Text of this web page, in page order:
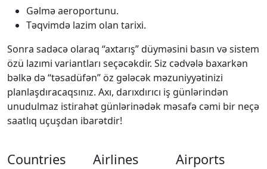
Gəlmə aeroportunu.
Təqvimdə lazim olan tarixi.
Sonra sadəcə olaraq “axtarış” düyməsini basın və sistem
özü lazımi variantları seçəcəkdir. Siz cədvələ baxarkən
bəlkə də “təsadüfən” öz gələcək məzuniyyətinizi
planlaşdıracaqsınız. Axı, darıxdırıcı iş günlərindən
unudulmaz istirahət günlərinədək məsafə cəmi bir neçə
saatlıq uçuşdan ibarətdir!
Countries Airlines Airports